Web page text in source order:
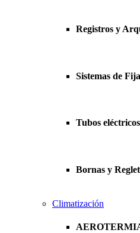
Registros y
Sistemas de
Tubos eléctricos
Bornas y
Climatización